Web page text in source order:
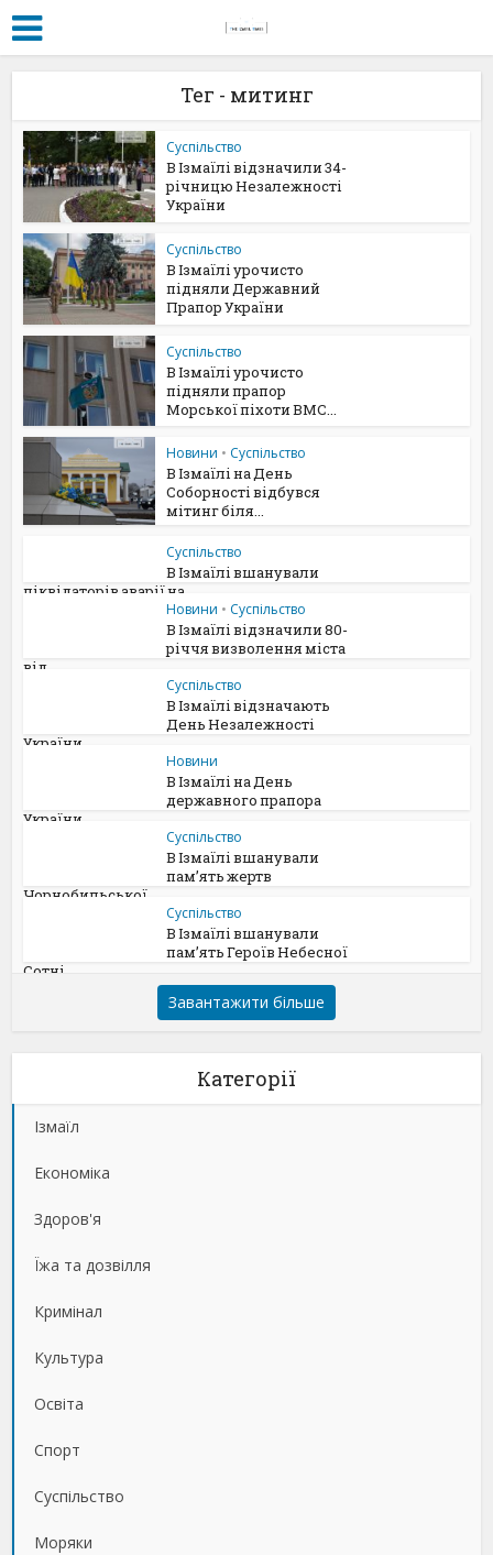
Тег - митинг
Суспільство
В Ізмаїлі відзначили 34-
річницю Незалежності
України
Суспільство
В Ізмаїлі урочисто
підняли Державний
Прапор України
Суспільство
В Ізмаїлі урочисто
підняли прапор
Морської піхоти ВМС...
Новини • Суспільство
В Ізмаїлі на День
Соборності відбувся
мітинг біля...
Суспільство
В Ізмаїлі вшанували
ліквідаторів аварії на...
Новини • Суспільство
В Ізмаїлі відзначили 80-
річчя визволення міста
від...
Суспільство
В Ізмаїлі відзначають
День Незалежності
України
Новини
В Ізмаїлі на День
державного прапора
України...
Суспільство
В Ізмаїлі вшанували
памʼять жертв
Чорнобильської...
Суспільство
В Ізмаїлі вшанували
пам’ять Героїв Небесної
Сотні
Завантажити більше
Категорії
Ізмаїл
Економіка
Здоров'я
Їжа та дозвілля
Кримінал
Культура
Освіта
Спорт
Суспільство
Моряки